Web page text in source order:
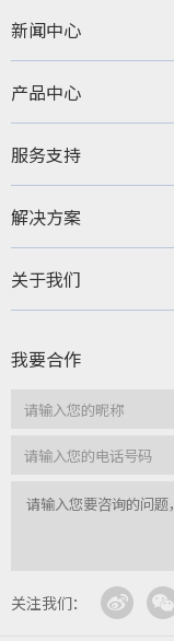
新闻中心
产品中心
服务支持
解决方案
关于我们
我要合作
关注我们：